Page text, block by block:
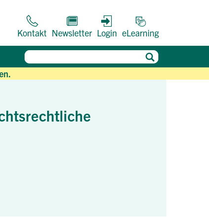
Kontakt Newsletter Login eLearning